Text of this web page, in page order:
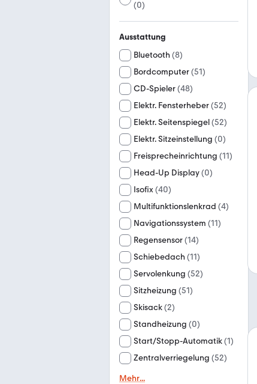
(0)
Ausstattung
Bluetooth (8)
Bordcomputer(51)
CD-Spieler(48)
Elektr. Fensterheber(52)
Elektr. Seitenspiegel(52)
Elektr. Sitzeinstellung (0)
Freisprecheinrichtung (11)
Head-Up Display(0)
Isofix(40)
Multifunktionslenkrad (4)
Navigationssystem (11)
Regensensor(14)
Schiebedach (11)
Servolenkung (52)
Sitzheizung (51)
Skisack(2)
Standheizung (0)
Start/Stopp-Automatik(1)
Zentralverriegelung (52)
Mehr...